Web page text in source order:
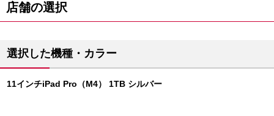
店舗の選択
選択した機種・カラー
11インチiPad Pro（M4） 1TB シルバー